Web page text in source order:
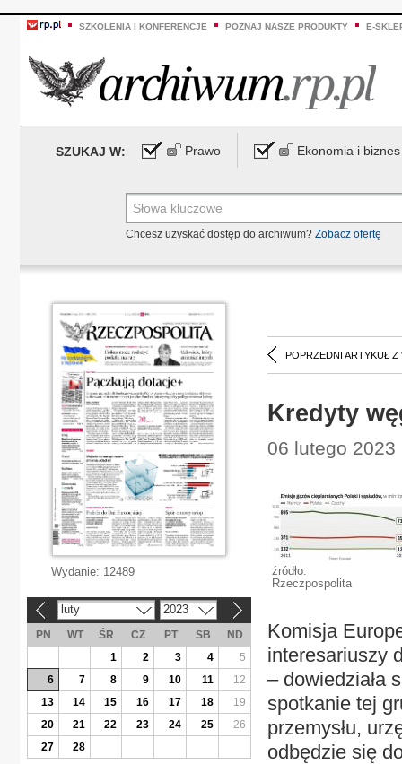
SZKOLENIA I KONFERENCJE POZNAJ NASZE PRODUKTY E-
SZUKAJ W: Prawo Ekonomia i biznes
Chcesz uzyskać dostęp do archiwum? Zobacz ofertę
POPRZEDNI ARTYKUŁ Z
Kredyty
06 lutego
źródło:
Rzeczpospolita
Komisja
interesariuszy
– dowiedziała
spotkanie tej
przemysłu,
odbędzie się
Wydanie: 12489
luty 2023
PN WT ŚR CZ PT SB
ND
1
2 3 4
5
6
7 8 9 10 11
12
13
14 15 16 17 18
19
20
21 22 23 24 25
26
27
28